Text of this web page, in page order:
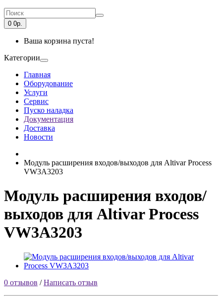
0 0р.
Ваша корзина пуста!
Категории
Главная
Оборудование
Услуги
Сервис
Пуско наладка
Документация
Доставка
Новости
Модуль расширения входов/выходов для Altivar Process
VW3A3203
Модуль расширения входов/
выходов для Altivar Process
VW3A3203
0 отзывов /Написать отзыв